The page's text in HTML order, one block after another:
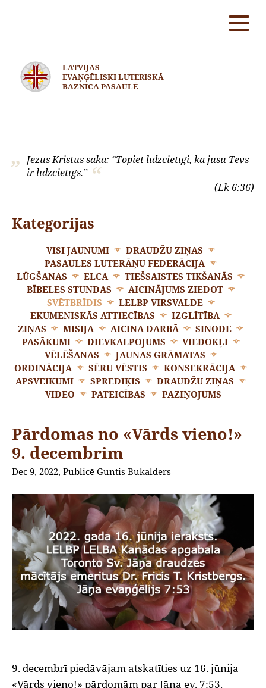
LATVIJAS
EVAŅĢĒLISKI LUTERISKĀ
BAZNĪCA PASAULĒ
Jēzus Kristus saka: “Topiet līdzcietīgi, kā jūsu Tēvs
ir līdzcietīgs.”
(Lk 6:36)
Kategorijas
VISI JAUNUMI
DRAUDŽU ZIŅAS
PASAULES LUTERĀŅU FEDERĀCIJA
LŪGŠANAS
ELCA
TIEŠSAISTES TIKŠANĀS
BĪBELES STUNDAS
AICINĀJUMS ZIEDOT
SVĒTBRĪDIS
LELBP VIRSVALDE
EKUMENISKĀS ATTIECĪBAS
IZGLĪTĪBA
ZIŅAS
MISIJA AICINA DARBĀ
SINODE
PASĀKUMI
DIEVKALPOJUMS
VIEDOKĻI
VĒLĒŠANAS
JAUNAS GRĀMATAS
ORDINĀCIJA
SĒRU VĒSTIS
KONSEKRĀCIJA
APSVEIKUMI
SPREDIĶIS
DRAUDŽU ZIŅAS
VIDEO
PATEICĪBAS PAZIŅOJUMS
Pārdomas no «Vārds vieno!»
9. decembrim
Dec 9, 2022, Publicē Guntis Bukalders
9. decembrī piedāvājam atskatīties uz 16. jūnija
«Vārds vieno!» pārdomām par Jāna ev. 7:53.